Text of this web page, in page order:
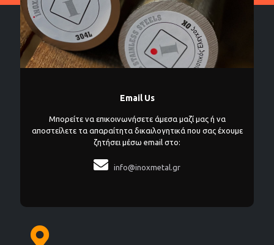
Email Us
Μπορείτε να επικοινωνήσετε άμεσα μαζί μας ή να
αποστείλετε τα απαραίτητα δικαιλογητικά που σας έχουμε
ζητήσει μέσω email στο:
 info@inoxmetal.gr